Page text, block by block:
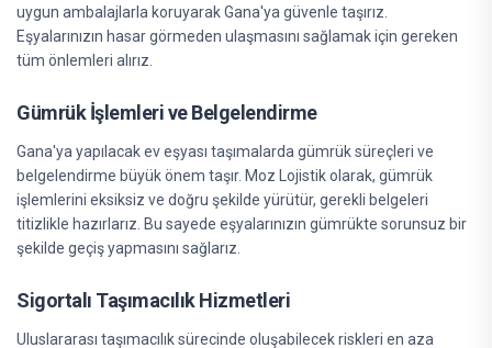
uygun ambalajlarla koruyarak Gana'ya güvenle taşırız.
Eşyalarınızın hasar görmeden ulaşmasını sağlamak için gereken
tüm önlemleri alırız.
Gümrük İşlemleri ve Belgelendirme
Gana'ya yapılacak ev eşyası taşımalarda gümrük süreçleri ve
belgelendirme büyük önem taşır. Moz Lojistik olarak, gümrük
işlemlerini eksiksiz ve doğru şekilde yürütür, gerekli belgeleri
titizlikle hazırlarız. Bu sayede eşyalarınızın gümrükte sorunsuz bir
şekilde geçiş yapmasını sağlarız.
Sigortalı Taşımacılık Hizmetleri
Uluslararası taşımacılık sürecinde oluşabilecek riskleri en aza